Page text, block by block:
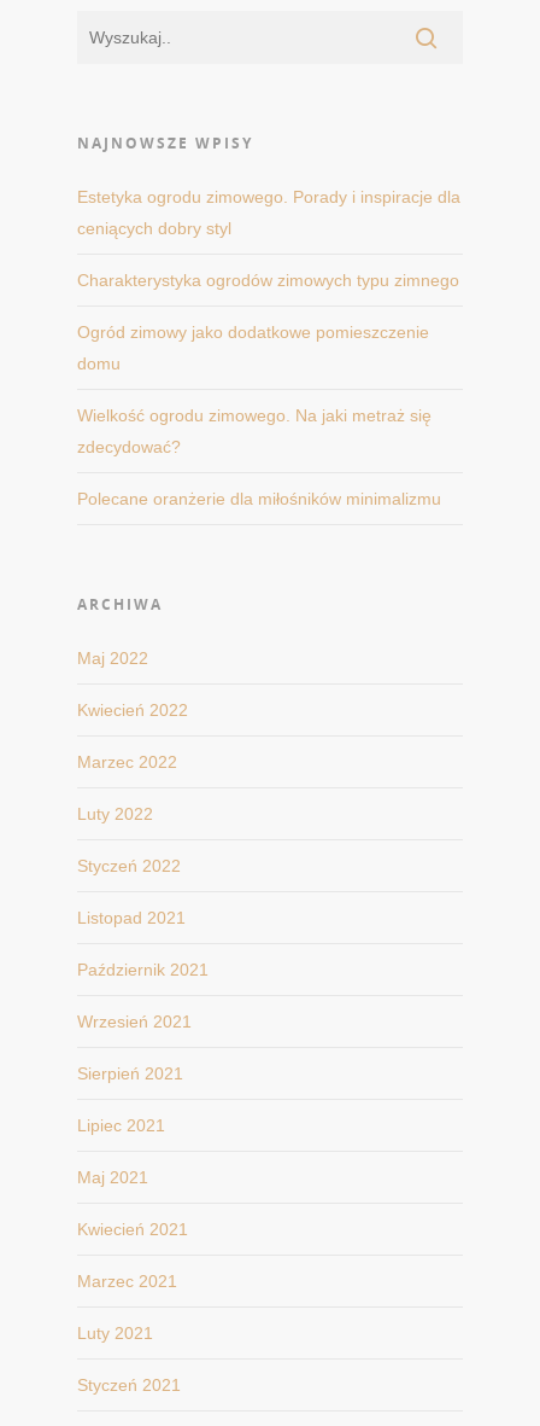
NAJNOWSZE WPISY
Estetyka ogrodu zimowego. Porady i inspiracje dla
ceniących dobry styl
Charakterystyka ogrodów zimowych typu zimnego
Ogród zimowy jako dodatkowe pomieszczenie
domu
Wielkość ogrodu zimowego. Na jaki metraż się
zdecydować?
Polecane oranżerie dla miłośników minimalizmu
ARCHIWA
Maj 2022
Kwiecień 2022
Marzec 2022
Luty 2022
Styczeń 2022
Listopad 2021
Październik 2021
Wrzesień 2021
Sierpień 2021
Lipiec 2021
Maj 2021
Kwiecień 2021
Marzec 2021
Luty 2021
Styczeń 2021